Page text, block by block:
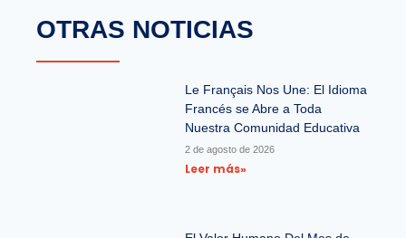
OTRAS NOTICIAS
Le Français Nos Une: El Idioma
Francés se Abre a Toda
Nuestra Comunidad Educativa
2 de agosto de 2026
Leer más»